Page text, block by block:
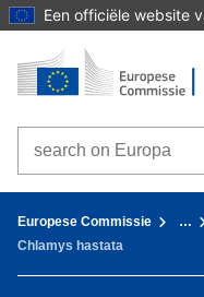
Een officiële website
Ga naar de inhoud
Home - Europese
Search on Europa
Europese Commissie …
Chlamys hastata